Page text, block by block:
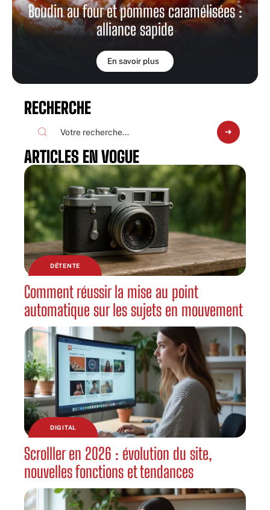
Boudin au four et pommes caramélisées :
alliance sapide
En savoir plus
RECHERCHE
ARTICLES EN VOGUE
DÉTENTE
Comment réussir la mise au point
automatique sur les sujets en mouvement
DIGITAL
Scrolller en 2026 : évolution du site,
nouvelles fonctions et tendances